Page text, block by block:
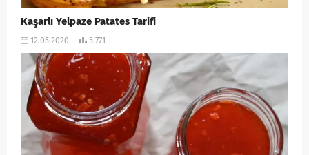
Kaşarlı Yelpaze Patates Tarifi
12.05.2020 5.771